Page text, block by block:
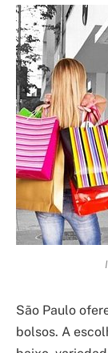
São Paulo
bolsos. A